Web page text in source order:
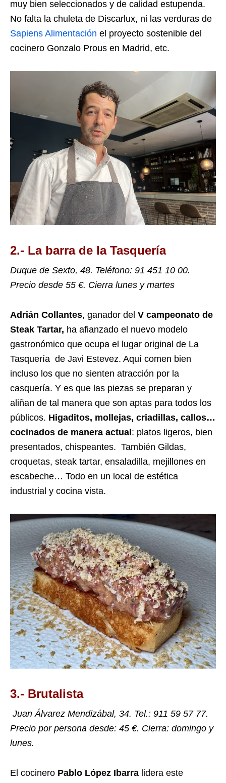
muy bien seleccionados y de calidad estupenda.
No falta la chuleta de Discarlux, ni las verduras de
Sapiens Alimentación el proyecto sostenible del
cocinero Gonzalo Prous en Madrid, etc.
2.- La barra de la Tasquería
Duque de Sexto, 48. Teléfono: 91 451 10 00.
Precio desde 55 €. Cierra lunes y martes
Adrián Collantes, ganador del V campeonato de
Steak Tartar, ha afianzado el nuevo modelo
gastronómico que ocupa el lugar original de La
Tasquería de Javi Estevez. Aquí comen bien
incluso los que no sienten atracción por la
casquería. Y es que las piezas se preparan y
aliñan de tal manera que son aptas para todos los
públicos. Higaditos, mollejas, criadillas, callos…
cocinados de manera actual : platos ligeros, bien
presentados, chispeantes. También Gildas,
croquetas, steak tartar, ensaladilla, mejillones en
escabeche… Todo en un local de estética
industrial y cocina vista.
3.- Brutalista
Juan Álvarez Mendizábal, 34. Tel.: 911 59 57 77.
Precio por persona desde: 45 €. Cierra: domingo y
lunes.
El cocinero Pablo López Ibarra lidera este